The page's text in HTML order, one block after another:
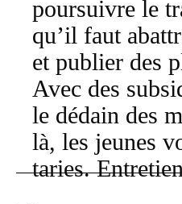
poursuivre le
qu’il faut
et publier des
Avec des
le dédain des
là, les jeunes
taries.